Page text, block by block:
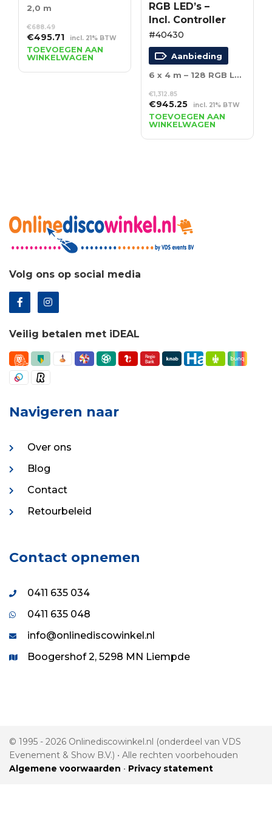
2,0 m
€688.49
Oorspronkelijke
prijs
was:
€688.49.
€495.71Huidige
prijs
is:
€495.71.
incl. 21% BTW
TOEVOEGEN AAN
WINKELWAGEN
RGB LED’s –
Incl. Controller
#40430
Aanbieding
6 x 4 m – 128 RGB LED’s – Incl. Controller
€1,312.85
Oorspronkelijke
prijs
was:
€1,312.85.
€945.25Huidige
prijs
is:
€945.25.
incl. 21% BTW
TOEVOEGEN AAN
WINKELWAGEN
Volg ons op social media
Veilig betalen met iDEAL
Navigeren naar
Over ons
Blog
Contact
Retourbeleid
Contact opnemen
0411 635 034
0411 635 048
info@onlinediscowinkel.nl
Boogershof 2, 5298 MN Liempde
© 1995 - 2026 Onlinediscowinkel.nl (onderdeel van VDS
Evenement & Show B.V.) • Alle rechten voorbehouden
Algemene voorwaarden • Privacy statement